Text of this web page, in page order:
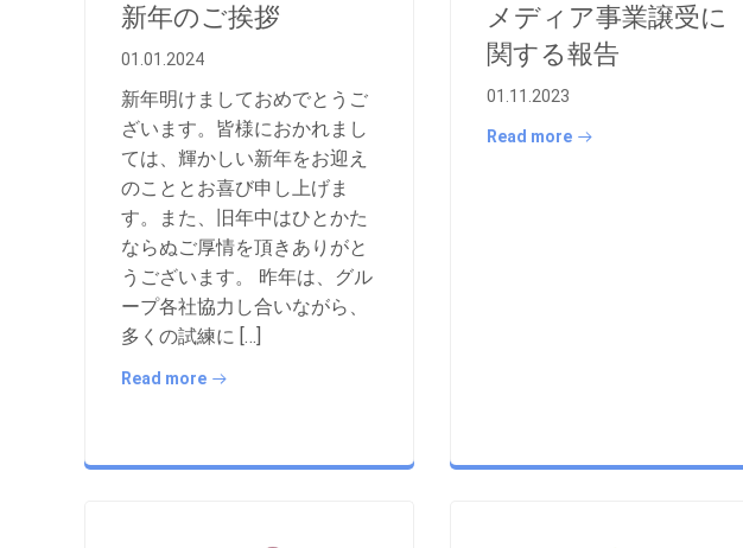
新年のご挨拶
01.01.2024
新年明けましておめでとうご
ざいます。皆様におかれまし
ては、輝かしい新年をお迎え
のこととお喜び申し上げま
す。また、旧年中はひとかた
ならぬご厚情を頂きありがと
うございます。 昨年は、グル
ープ各社協力し合いながら、
多くの試練に […]
Read more
メディア事業譲受に
関する報告
01.11.2023
Read more